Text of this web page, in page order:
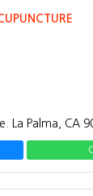
La Palma, CA